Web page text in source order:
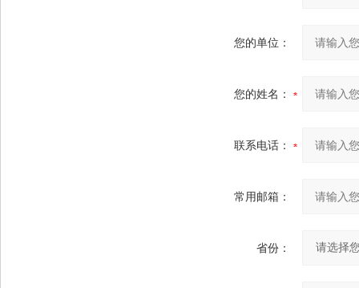
您的单位：
您的姓名：
联系电话：
常用邮箱：
省份：